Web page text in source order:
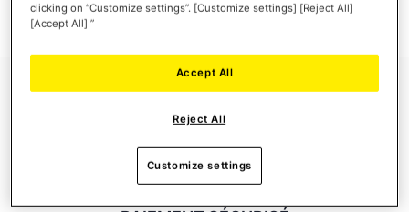
CRÉER UN COMPTE
clicking on “Customize settings”. [Customize settings] [Reject All]
[Accept All] ”
Reject All
Accept All
Customize settings